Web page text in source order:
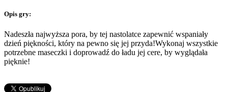
Opis gry:
Nadeszła najwyższa pora, by tej nastolatce zapewnić wspaniały
dzień piękności, który na pewno się jej przyda!Wykonaj wszystkie
potrzebne maseczki i doprowadź do ładu jej cere, by wyglądała
pięknie!